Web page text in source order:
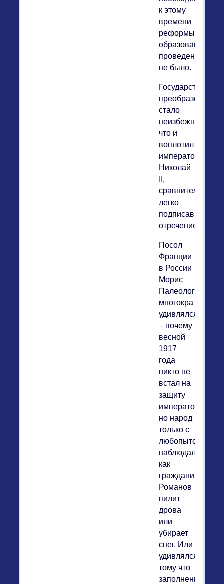
к этому
времени
реформы
образования,
проведено
не было.
Государственное
преобразование
стало
неизбежным,
что и
воплотил
император
Николай
II,
сравнительно
легко
подписав
отречение.
Посол
Франции
в России
Морис
Палеолог
многократно
удивлялся
– почему
весной
1917
года
никто не
встал на
защиту
императора,
но народ
только с
любопытством
наблюдал,
как
гражданин
Романов
пилит
дрова
или
убирает
снег. Или
удивлялся
тому что
заполненные